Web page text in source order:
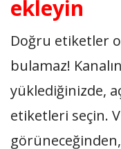
ekleyin
Doğru etiketler
bulamaz!
yüklediğinizde,
etiketleri seçin.